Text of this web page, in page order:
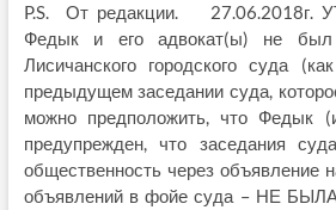
P.S. От редакции. 27.06.2018г.
Федык и его адвокат(ы) не
Лисичанского городского суда
предыдущем заседании суда,
можно предположить, что Федык
предупрежден, что заседания
общественность через
объявлений в фойе суда – НЕ